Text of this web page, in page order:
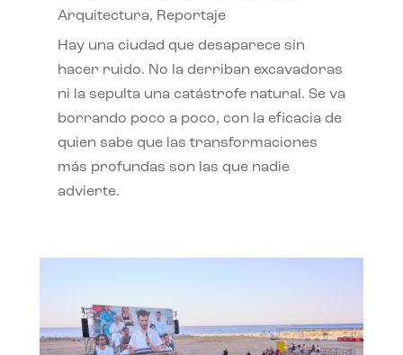
Arquitectura, Reportaje
Hay una ciudad que desaparece sin
hacer ruido. No la derriban excavadoras
ni la sepulta una catástrofe natural. Se va
borrando poco a poco, con la eficacia de
quien sabe que las transformaciones
más profundas son las que nadie
advierte.